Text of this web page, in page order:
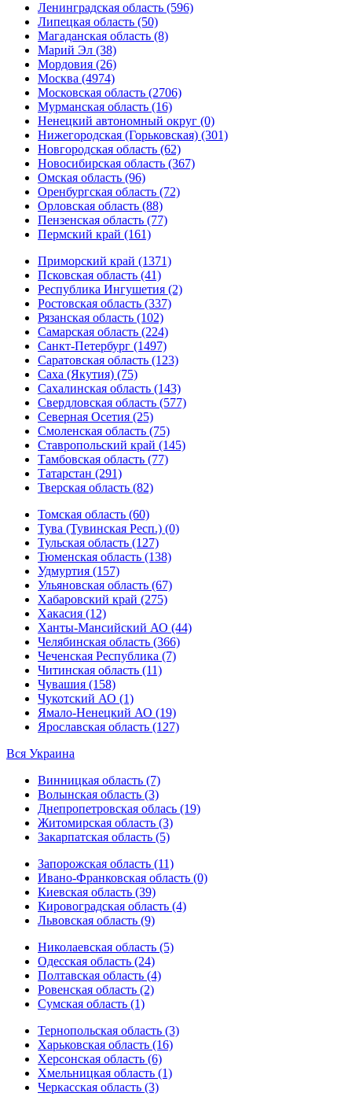
Ленинградская область (596)
Липецкая область (50)
Магаданская область (8)
Марий Эл (38)
Мордовия (26)
Москва (4974)
Московская область (2706)
Мурманская область (16)
Ненецкий автономный округ (0)
Нижегородская (Горьковская) (301)
Новгородская область (62)
Новосибирская область (367)
Омская область (96)
Оренбургская область (72)
Орловская область (88)
Пензенская область (77)
Пермский край (161)
Приморский край (1371)
Псковская область (41)
Республика Ингушетия (2)
Ростовская область (337)
Рязанская область (102)
Самарская область (224)
Санкт-Петербург (1497)
Саратовская область (123)
Саха (Якутия) (75)
Сахалинская область (143)
Свердловская область (577)
Северная Осетия (25)
Смоленская область (75)
Ставропольский край (145)
Тамбовская область (77)
Татарстан (291)
Тверская область (82)
Томская область (60)
Тува (Тувинская Респ.) (0)
Тульская область (127)
Тюменская область (138)
Удмуртия (157)
Ульяновская область (67)
Хабаровский край (275)
Хакасия (12)
Ханты-Мансийский АО (44)
Челябинская область (366)
Чеченская Республика (7)
Читинская область (11)
Чувашия (158)
Чукотский АО (1)
Ямало-Ненецкий АО (19)
Ярославская область (127)
Вся Украина
Винницкая область (7)
Волынская область (3)
Днепропетровская облась (19)
Житомирская область (3)
Закарпатская область (5)
Запорожская область (11)
Ивано-Франковская область (0)
Киевская область (39)
Кировоградская область (4)
Львовская область (9)
Николаевская область (5)
Одесская область (24)
Полтавская область (4)
Ровенская область (2)
Сумская область (1)
Тернопольская область (3)
Харьковская область (16)
Херсонская область (6)
Хмельницкая область (1)
Черкасская область (3)